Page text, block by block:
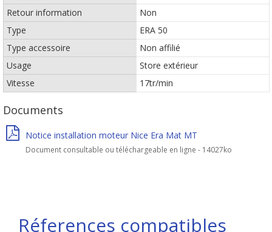
Retour information
Non
Type
ERA 50
Type accessoire
Non affilié
Usage
Store extérieur
Vitesse
17tr/min
Documents
Notice installation moteur Nice Era Mat MT
Document consultable ou téléchargeable en ligne - 14027ko
Réferences compatibles